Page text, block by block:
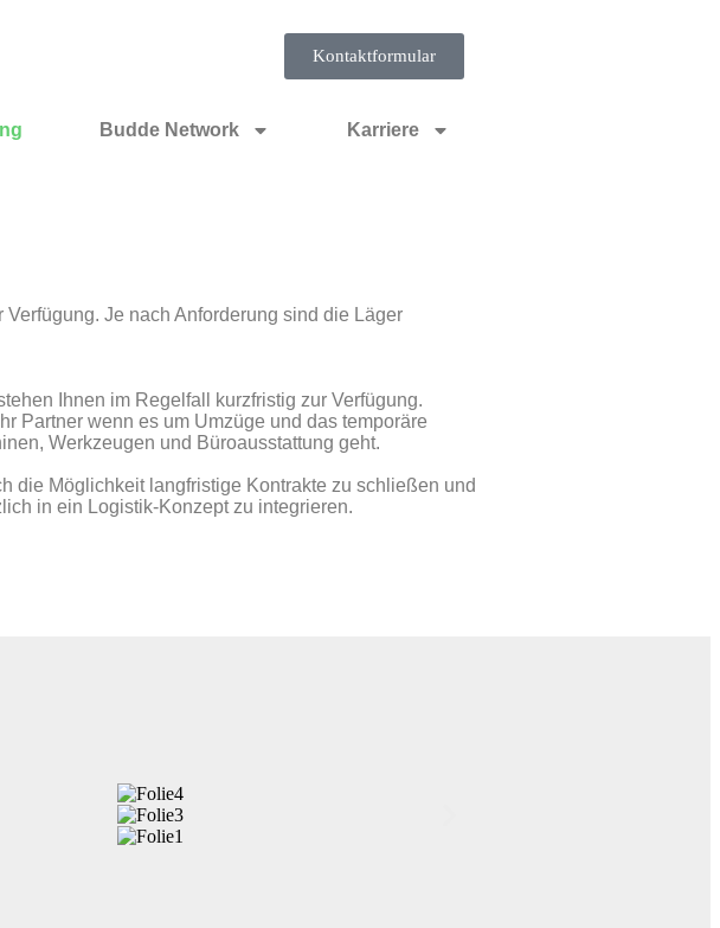
Kontaktformular
Budde Network Karriere
Je nach Anforderung sind die Läger
Ihnen im Regelfall kurzfristig zur Verfügung.
Partner wenn es um Umzüge und das temporäre
Werkzeugen und Büroausstattung geht.
die Möglichkeit langfristige Kontrakte zu schließen und
in ein Logistik-Konzept zu integrieren.